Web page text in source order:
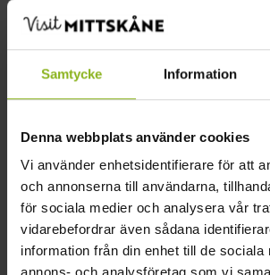
Samtycke Information
Denna webbplats använder cookies
Vi använder enhetsidentifierare för att
och annonserna till användarna,
för sociala medier och analysera vår
vidarebefordrar även sådana
information från din enhet till de sociala
maj 2023
april 2023
mars 2023
februari 2023
Kategorier
Konferens (1)
Nyheter(15)
Boende (7)
Företagarföreningen(1)
Gårdsbutik(8)